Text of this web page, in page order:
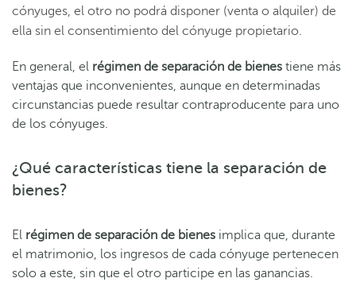
cónyuges, el otro no podrá disponer (venta o alquiler) de
ella sin el consentimiento del cónyuge propietario.
En general, el régimen de separación de bienes tiene más
ventajas que inconvenientes, aunque en determinadas
circunstancias puede resultar contraproducente para uno
de los cónyuges.
¿Qué características tiene la separación de
bienes?
El régimen de separación de bienes implica que, durante
el matrimonio, los ingresos de cada cónyuge pertenecen
solo a este, sin que el otro participe en las ganancias.